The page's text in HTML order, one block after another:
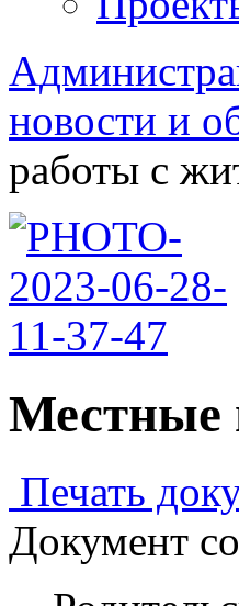
новости и
работы с
Местные
Печать
Документ